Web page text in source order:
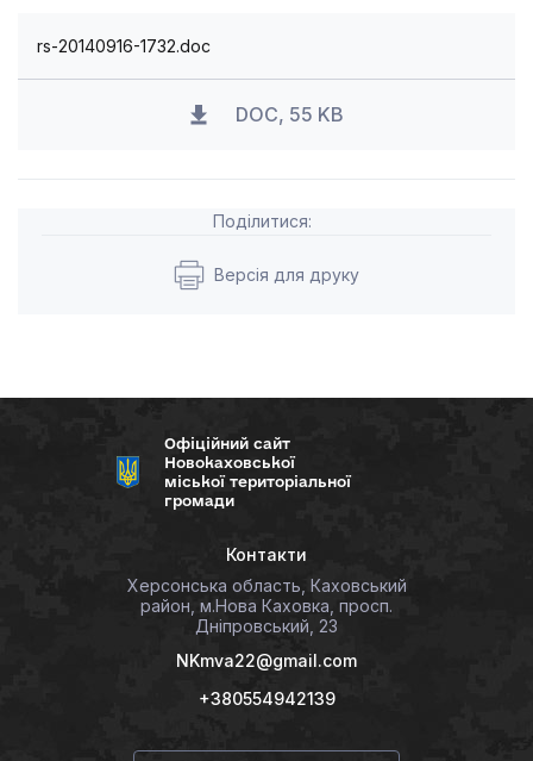
rs-20140916-1732.doc
DOC, 55 KB
Поділитися:
Версія для друку
Офіційний сайт
Новокаховської
міської територіальної
громади
Контакти
Херсонська область, Каховський
район, м.Нова Каховка, просп.
Дніпровський, 23
NKmva22@gmail.com
+380554942139